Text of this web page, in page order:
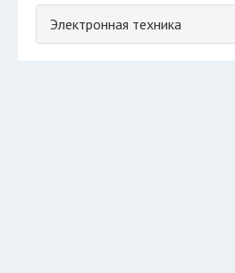
Электронная техника